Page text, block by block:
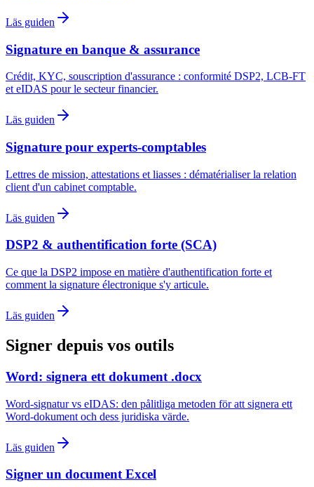
Läs guiden
Signature en banque & assurance
Crédit, KYC, souscription d'assurance : conformité DSP2, LCB-FT
et eIDAS pour le secteur financier.
Läs guiden
Signature pour experts-comptables
Lettres de mission, attestations et liasses : dématérialiser la relation
client d'un cabinet comptable.
Läs guiden
DSP2 & authentification forte (SCA)
Ce que la DSP2 impose en matière d'authentification forte et
comment la signature électronique s'y articule.
Läs guiden
Signer depuis vos outils
Word: signera ett dokument .docx
Word-signatur vs eIDAS: den pålitliga metoden för att signera ett
Word-dokument och dess juridiska värde.
Läs guiden
Signer un document Excel